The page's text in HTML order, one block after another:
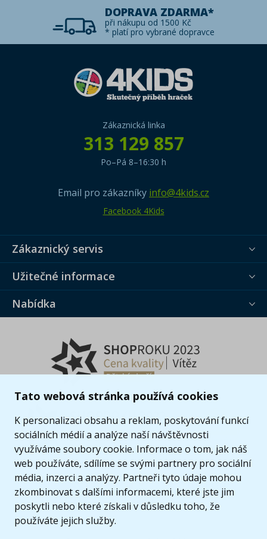
Tato webová stránka používá cookies
K personalizaci obsahu a reklam, poskytování funkcí
sociálních médií a analýze naší návštěvnosti
využíváme soubory cookie. Informace o tom, jak náš
web používáte, sdílíme se svými partnery pro sociální
média, inzerci a analýzy. Partneři tyto údaje mohou
zkombinovat s dalšími informacemi, které jste jim
poskytli nebo které získali v důsledku toho, že
používáte jejich služby.
DOPRAVA ZDARMA*
při nákupu od 1500 Kč
* platí pro vybrané dopravce
Zákaznická linka
313 129 857
Po–Pá 8–16:30 h
Email pro zákazníky info@4kids.cz
Facebook 4Kids
Zákaznický servis
Užitečné informace
Nabídka